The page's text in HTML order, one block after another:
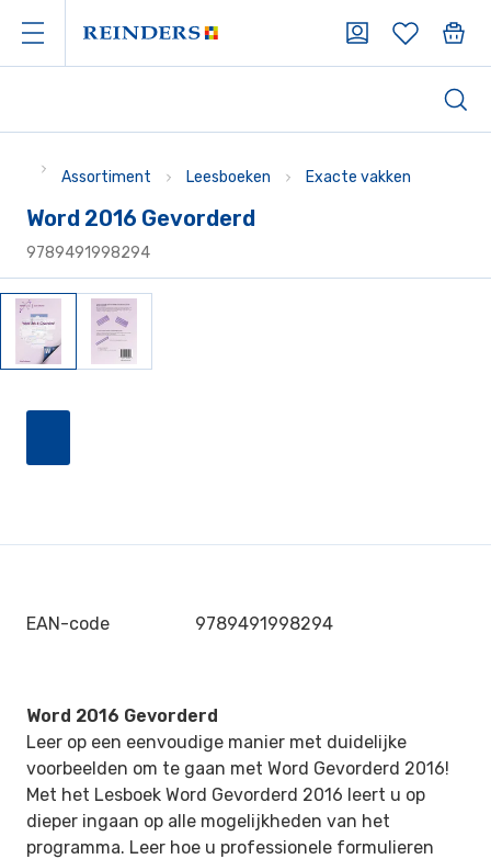
Assortiment Leesboeken Exacte vakken
Word 2016 Gevorderd
9789491998294
EAN-code 9789491998294
Word 2016 Gevorderd
Leer op een eenvoudige manier met duidelijke
voorbeelden om te gaan met Word Gevorderd 2016!
Met het Lesboek Word Gevorderd 2016 leert u op
dieper ingaan op alle mogelijkheden van het
programma. Leer hoe u professionele formulieren